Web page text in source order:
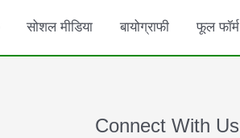
सोशल मीडिया बायोग्राफी फूल फॉर्म
Connect With Us